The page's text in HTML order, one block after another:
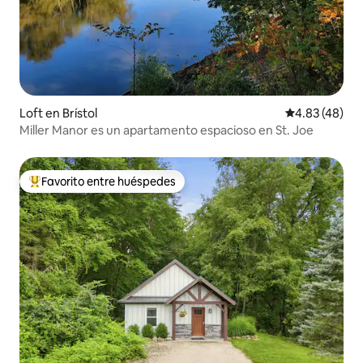
Loft en Brístol Calificación
4.83 (48)
Miller Manor es un apartamento espacioso en St. Joe
Favorito entre huéspedes preferido
Favorito entre huéspedes